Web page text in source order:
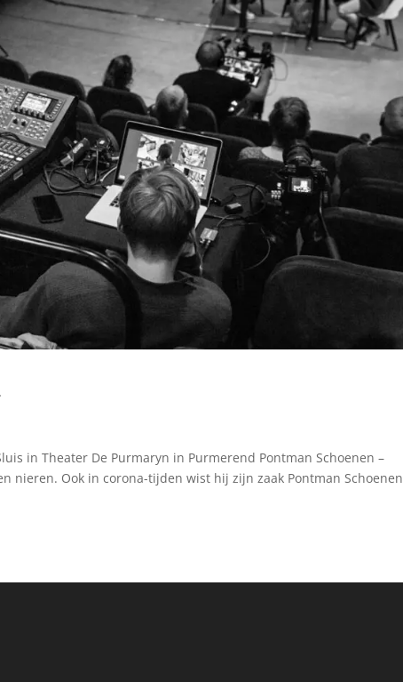
in Theater De Purmaryn in Purmerend Pontman Schoenen –
nieren. Ook in corona-tijden wist hij zijn zaak Pontman Schoenen